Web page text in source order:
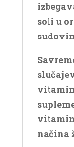
soli u
načina